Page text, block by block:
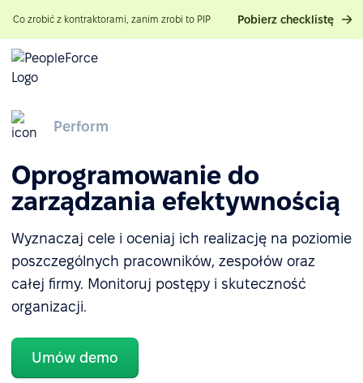
Co zrobić z kontraktorami, zanim zrobi to PIP Pobierz checklistę
Perform
Oprogramowanie do
zarządzania efektywnością
Wyznaczaj cele i oceniaj ich realizację na poziomie
poszczególnych pracowników, zespołów oraz
całej firmy. Monitoruj postępy i skuteczność
organizacji.
Umów demo